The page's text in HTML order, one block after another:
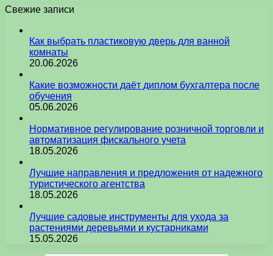
Свежие записи
Как выбрать пластиковую дверь для ванной
комнаты
20.06.2026
Какие возможности даёт диплом бухгалтера после
обучения
05.06.2026
Нормативное регулирование розничной торговли и
автоматизация фискального учета
18.05.2026
Лучшие направления и предложения от надежного
туристического агентства
18.05.2026
Лучшие садовые инструменты для ухода за
растениями деревьями и кустарниками
15.05.2026